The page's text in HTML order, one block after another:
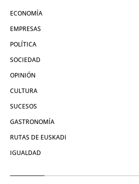
ECONOMÍA
EMPRESAS
POLÍTICA
SOCIEDAD
OPINIÓN
CULTURA
SUCESOS
GASTRONOMÍA
RUTAS DE EUSKADI
IGUALDAD